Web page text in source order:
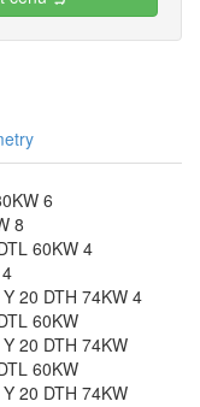
6
8
60KW 4
20 DTH 74KW 4
60KW
20 DTH 74KW
60KW
20 DTH 74KW